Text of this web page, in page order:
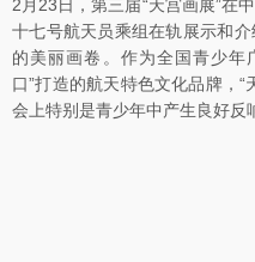
2月23日，第三届“天宫画展”在
十七号航天员乘组在轨展示和
的美丽画卷。作为全国青少年
口”打造的航天特色文化品牌，
会上特别是青少年中产生良好反